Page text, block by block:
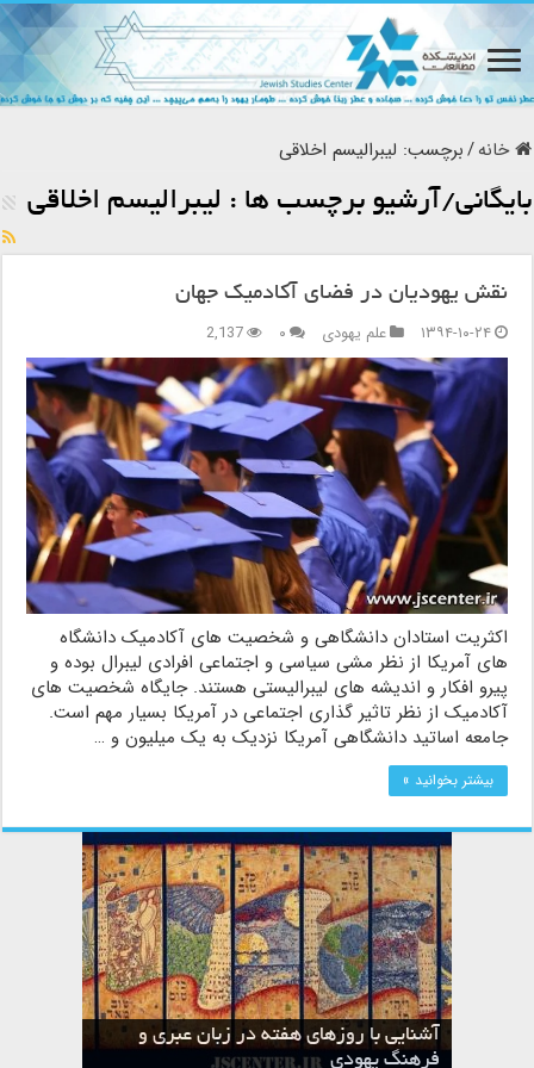
خانه/برچسب: لیبرالیسم‌ اخلاقی‌
بایگانی/آرشیو برچسب ها : لیبرالیسم‌ اخلاقی‌
نقش یهودیان در فضای آکادمیک جهان
۱۳۹۴-۱۰-۲۴
علم یهودی ۰ 2,137
اکثریت استادان دانشگاهی و شخصیت های آکادمیک دانشگاه
های آمریکا از نظر مشی سیاسی و اجتماعی افرادی لیبرال بوده و
پیرو افکار و اندیشه های لیبرالیستی هستند. جایگاه شخصیت های
آکادمیک از نظر تاثیر گذاری اجتماعی در آمریکا بسیار مهم است.
جامعه اساتید دانشگاهی آمریکا نزدیک به یک میلیون و …
بیشتر بخوانید »
آشنایی با روزهای هفته در زبان عبری و
فرهنگ یهودی
ماه نیسان در تقویم عبری و میراث یهود
تقویم عبری
ماه شواط در تقویم عبری و میراث یهود
ماه طوت در تقویم عبری و میراث یهود
ماه حشوان در تقویم عبری و میراث یهود
ماه تیشری در تقویم عبری و میراث یهود
ماه الول در تقویم عبری و میراث یهود